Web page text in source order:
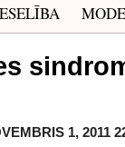
MODE
1, 2011